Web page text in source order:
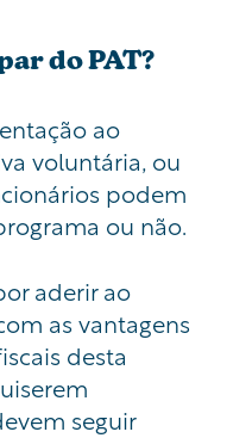
do PAT?
ao
voluntária, ou
podem
ou não.
aderir ao
as vantagens
desta
seguir